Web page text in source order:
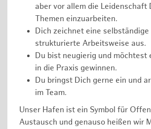
aber vor allem die Leidenschaft
Themen einzuarbeiten.
Dich zeichnet eine selbständige
strukturierte Arbeitsweise aus.
Du bist neugierig und möchtest
in die Praxis gewinnen.
Du bringst Dich gerne ein und
im Team.
Unser Hafen ist ein Symbol für
Austausch und genauso heißen wir